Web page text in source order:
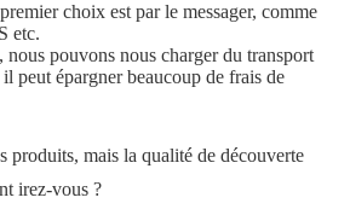
choix est par le messager, comme
etc.
nous pouvons nous charger du transport
peut épargner beaucoup de frais de
produits, mais la qualité de découverte
irez-vous ?